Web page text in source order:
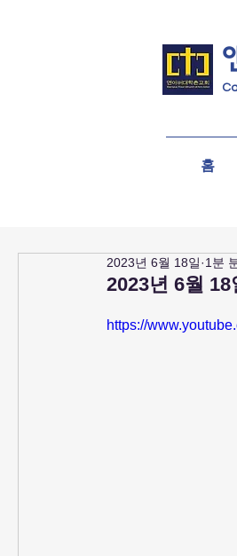
홈
2023년 6월
2023년 6월 18일 1분
https://